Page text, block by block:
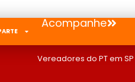
Acompanhe
Vereadores do PT em SP